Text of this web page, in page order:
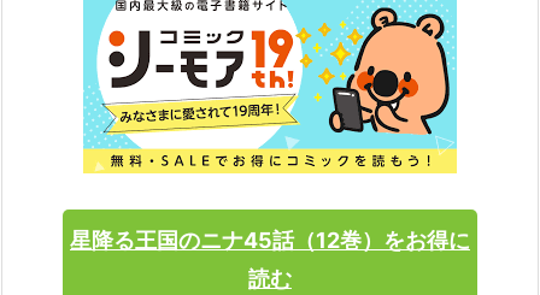
星降る王国のニナ45話（12巻）をお得に
読む